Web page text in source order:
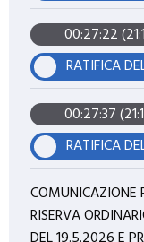
00:27:22
00:27:37
COMUNICAZIONE
RISERVA